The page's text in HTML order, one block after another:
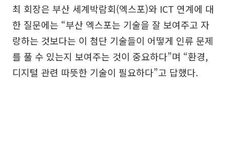
최 회장은 부산 세계박람회(엑스포)와 ICT 연계에 대
한 질문에는 “부산 엑스포는 기술을 잘 보여주고 자
랑하는 것보다는 이 첨단 기술들이 어떻게 인류 문제
를 풀 수 있는지 보여주는 것이 중요하다”며 “환경,
디지털 관련 따뜻한 기술이 필요하다”고 답했다.